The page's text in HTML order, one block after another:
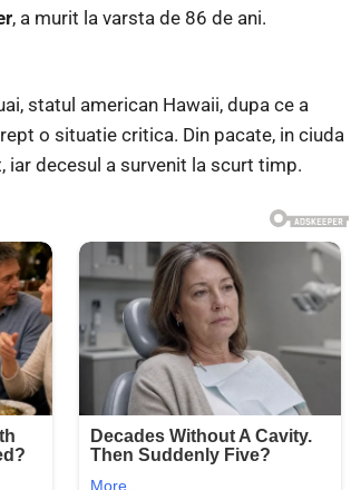
, a murit la varsta de 86 de ani.
statul american Hawaii, dupa ce a
o situatie critica. Din pacate, in ciuda
iar decesul a survenit la scurt timp.